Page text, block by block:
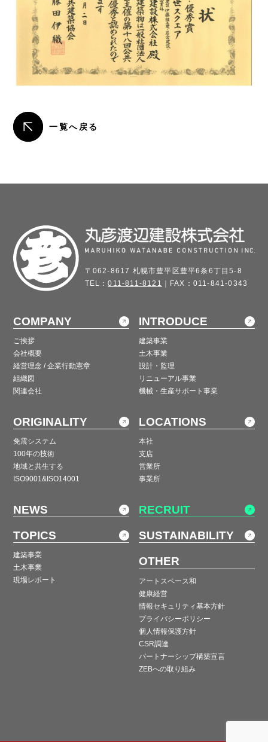
一覧へ戻る
〒062-8617 札幌市豊平区豊平6条6丁目5-8
TEL：011-811-8121 ｜FAX：011-841-0343
COMPANY
ご挨拶
会社概要
経営理念 / 企業行動憲章
組織図
関連会社
INTRODUCE
建築事業
土木事業
設計・監理
リニューアル事業
機械・生産サポート事業
ORIGINALITY
免震システム
100年の技術
地域と共生する
ISO9001&ISO14001
LOCATIONS
本社
支店
営業所
事業所
NEWS
TOPICS
建築事業
土木事業
現場レポート
RECRUIT
SUSTAINABILITY
OTHER
アートスペース和
健康経営
情報セキュリティ基本方針
プライバシーポリシー
個人情報保護方針
CSR調達
パートナーシップ構築宣言
ZEBへの取り組み